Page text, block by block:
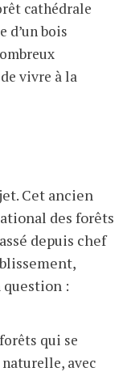
cathédrale
d’un bois
vivre à la
Cet ancien
des forêts
depuis chef
:
qui se
avec